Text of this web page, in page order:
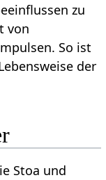
zu
von
So ist
der
Stoa und